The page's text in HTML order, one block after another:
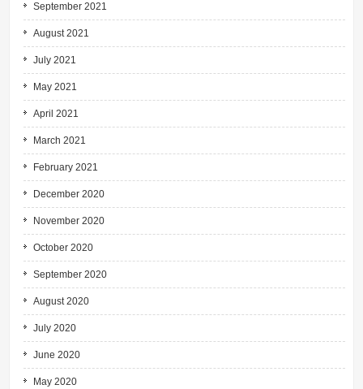
September 2021
August 2021
July 2021
May 2021
April 2021
March 2021
February 2021
December 2020
November 2020
October 2020
September 2020
August 2020
July 2020
June 2020
May 2020